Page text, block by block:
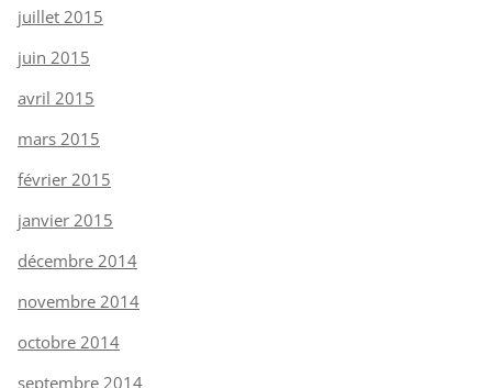
juillet 2015
juin 2015
avril 2015
mars 2015
février 2015
janvier 2015
décembre 2014
novembre 2014
octobre 2014
septembre 2014